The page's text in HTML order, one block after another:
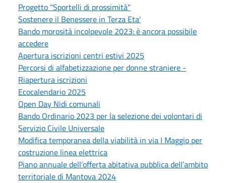
Progetto "Sportelli di prossimità"
Sostenere il Benessere in Terza Eta'
Bando morosità incolpevole 2023: è ancora possibile
accedere
Apertura iscrizioni centri estivi 2025
Percorsi di alfabetizzazione per donne straniere -
Riapertura iscrizioni
Ecocalendario 2025
Open Day Nidi comunali
Bando Ordinario 2023 per la selezione dei volontari di
Servizio Civile Universale
Modifica temporanea della viabilità in via I Maggio per
costruzione linea elettrica
Piano annuale dell’offerta abitativa pubblica dell’ambito
territoriale di Mantova 2024